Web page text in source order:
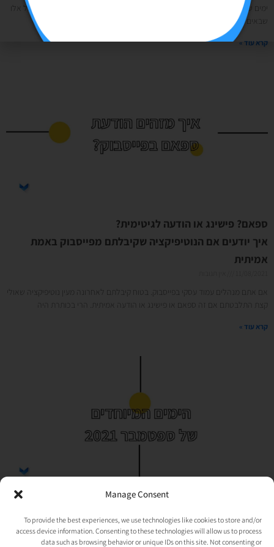
Manage Consent
To provide the best experiences, we use technologies like cookies to store and/or
access device information. Consenting to these technologies will allow us to process
data such as browsing behavior or unique IDs on this site. Not consenting or
ימים שעות דקות שניות איזה קטע שכבר ראש השנה ואתם יודעים מה אומרים אל אלו
שבאים בידיים ריקות להרמת כוסית נכון? אז הפעם יש לי
קרא עוד »
ספאם? פישינג או הודעה לגיטימית?
איך יודעים אם הנוטיפיקציה שקיבלתם מפייסבוק באמת
אמיתית
אם אתם מנהלים עמוד עסקי בפייסבוק. בטוח קיבלתם לאחרונה מעין נוטיפיקציה שאולי
קצת התלבטתם אם זה ספאם או פישינג או הודעה אמיתית. הרי בכותרת היה
קרא עוד »
11/08/2021 אין תגובות
טוב, ספטמבר כזה לא ראיתי הרבה מאוד זמן! גם כל החגים, גם עשרות ימים מיוחדים